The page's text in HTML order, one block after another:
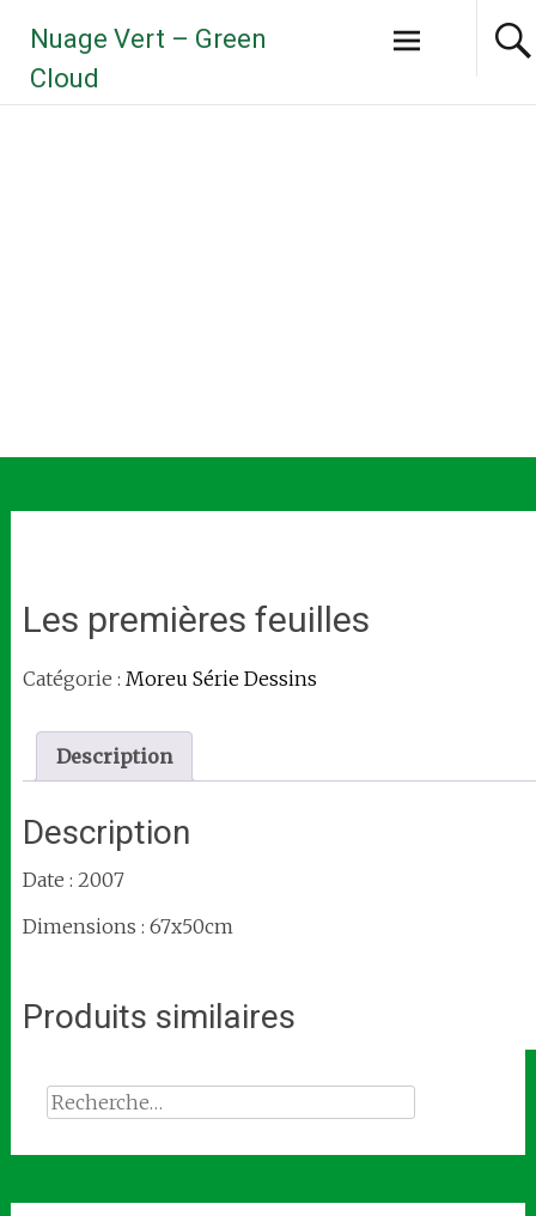
contenu
principal
Nuage Vert – Green
Cloud
Les premières feuilles
Catégorie : Moreu Série Dessins
Description
Description
Date : 2007
Dimensions : 67x50cm
Produits similaires
Rechercher :